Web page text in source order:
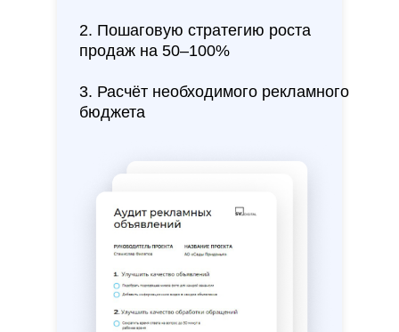
2. Пошаговую стратегию роста
продаж на 50–100%
3. Расчёт необходимого рекламного
бюджета